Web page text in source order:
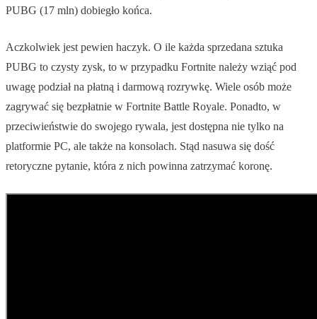
PUBG (17 mln) dobiegło końca.
Aczkolwiek jest pewien haczyk. O ile każda sprzedana sztuka
PUBG to czysty zysk, to w przypadku Fortnite należy wziąć pod
uwagę podział na płatną i darmową rozrywkę. Wiele osób może
zagrywać się bezpłatnie w Fortnite Battle Royale. Ponadto, w
przeciwieństwie do swojego rywala, jest dostępna nie tylko na
platformie PC, ale także na konsolach. Stąd nasuwa się dość
retoryczne pytanie, która z nich powinna zatrzymać koronę.